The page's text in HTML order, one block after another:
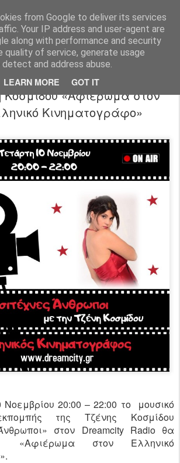
from Google to deliver its services
Your IP address and user-agent are
along with performance and security
quality of service, generate usage
and address abuse.
LEARN MORE GOT IT
Άνθρωποι"
Φιλικά Sites
Άνθρωποι» με την
Κοσμίδου «Αφιέρωμα στον
Κινηματογράφο»
20:00 – 22:00 το μουσικό
της Τζένης Κοσμίδου
στον Dreamcity Radio θα
στον Ελληνικό